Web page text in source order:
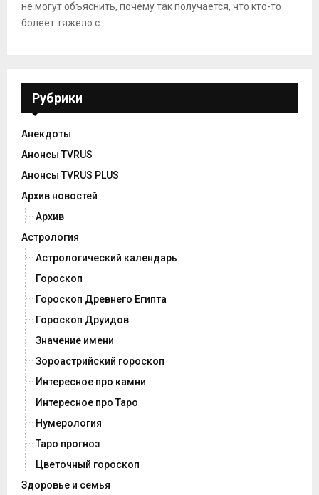
не могут объяснить, почему так получается, что кто-то
болеет тяжело с...
Рубрики
Анекдоты
Анонсы TVRUS
Анонсы TVRUS PLUS
Архив новостей
Архив
Астрология
Астрологический календарь
Гороскоп
Гороскоп Древнего Египта
Гороскоп Друидов
Значение имени
Зороастрийский гороскоп
Интересное про камни
Интересное про Таро
Нумерология
Таро прогноз
Цветочный гороскоп
Здоровье и семья